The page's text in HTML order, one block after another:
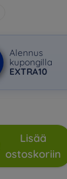
Alennus
kupongilla
EXTRA10
Lisää
ostoskoriin